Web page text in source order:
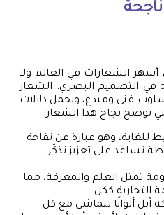
الشعارات في العالم ولا
في التصميم البصري. الشعار
فني ومبدع، ويحمل دلالات
توضح نجاح هذا الشعار:
للغاية، وهو عبارة عن تفاحة
تساعد على تعزيز تذكّر
تمثل العلم والمعرفة، مما
التجارية ككل.
ألوانًا تتماشى مع كل